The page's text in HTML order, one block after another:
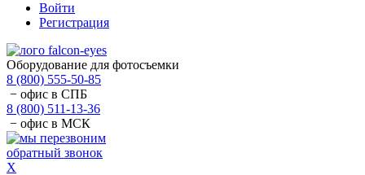
Войти
Регистрация
Оборудование для фотосъемки
8 (800) 555-50-85
− офис в СПБ
8 (800) 511-13-36
− офис в МСК
обратный звонок
X